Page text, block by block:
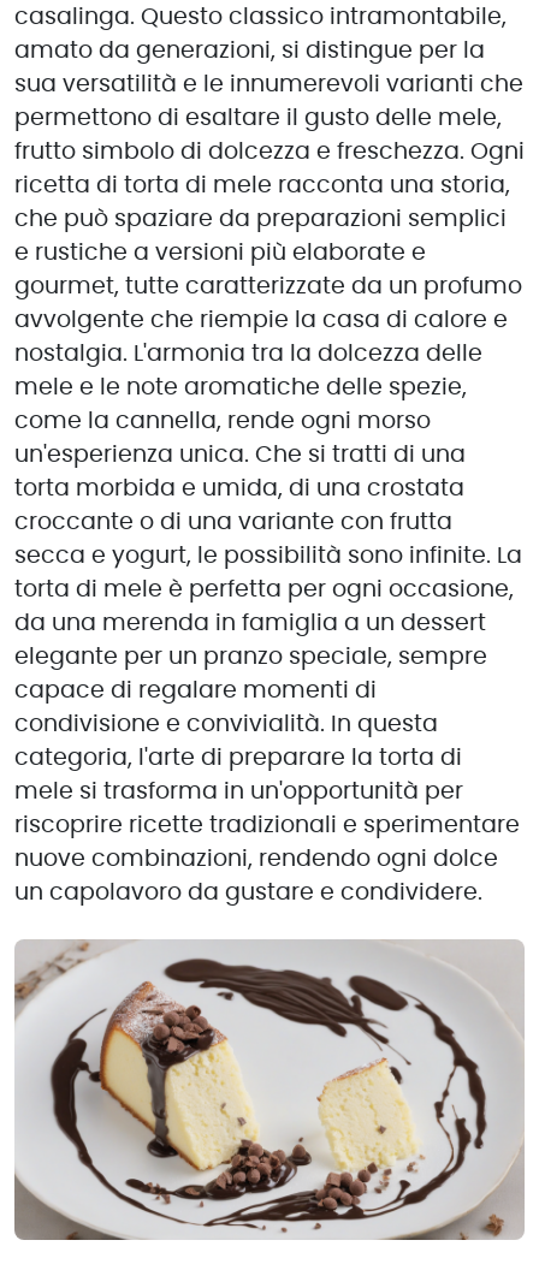
casalinga. Questo classico intramontabile,
amato da generazioni, si distingue per la
sua versatilità e le innumerevoli varianti che
permettono di esaltare il gusto delle mele,
frutto simbolo di dolcezza e freschezza. Ogni
ricetta di torta di mele racconta una storia,
che può spaziare da preparazioni semplici
e rustiche a versioni più elaborate e
gourmet, tutte caratterizzate da un profumo
avvolgente che riempie la casa di calore e
nostalgia. L'armonia tra la dolcezza delle
mele e le note aromatiche delle spezie,
come la cannella, rende ogni morso
un'esperienza unica. Che si tratti di una
torta morbida e umida, di una crostata
croccante o di una variante con frutta
secca e yogurt, le possibilità sono infinite. La
torta di mele è perfetta per ogni occasione,
da una merenda in famiglia a un dessert
elegante per un pranzo speciale, sempre
capace di regalare momenti di
condivisione e convivialità. In questa
categoria, l'arte di preparare la torta di
mele si trasforma in un'opportunità per
riscoprire ricette tradizionali e sperimentare
nuove combinazioni, rendendo ogni dolce
un capolavoro da gustare e condividere.